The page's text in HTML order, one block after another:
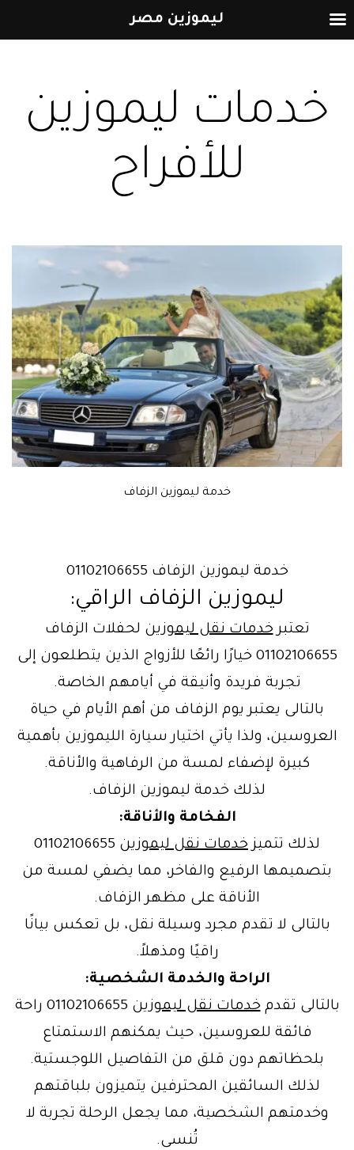
المحتوى
خدمات ليموزين
للأفراح
خدمة ليموزين الزفاف
خدمة ليموزين الزفاف 01102106655
ليموزين الزفاف الراقي:
تعتبرخدمات نقل ليموزين لحفلات الزفاف
01102106655 خيارًا رائعًا للأزواج الذين يتطلعون إلى
تجربة فريدة وأنيقة في أيامهم الخاصة.
بالتالى يعتبر يوم الزفاف من أهم الأيام في حياة
العروسين، ولذا يأتي اختيار سيارة الليموزين بأهمية
كبيرة لإضفاء لمسة من الرفاهية والأناقة.
لذلك خدمة ليموزين الزفاف.
الفخامة والأناقة:
لذلك تتميز خدمات نقل ليموزين 01102106655
بتصميمها الرفيع والفاخر، مما يضفي لمسة من
الأناقة على مظهر الزفاف.
بالتالى لا تقدم مجرد وسيلة نقل، بل تعكس بيانًا
راقيًا ومذهلاً.
الراحة والخدمة الشخصية:
بالتالى تقدمخدمات نقل ليموزين
01102106655 راحة
فائقة للعروسين، حيث يمكنهم الاستمتاع
بلحظاتهم دون قلق من التفاصيل اللوجستية.
لذلك السائقين المحترفين يتميزون بلباقتهم
وخدمتهم الشخصية، مما يجعل الرحلة تجربة لا
تُنسى.
ليموزين مصر